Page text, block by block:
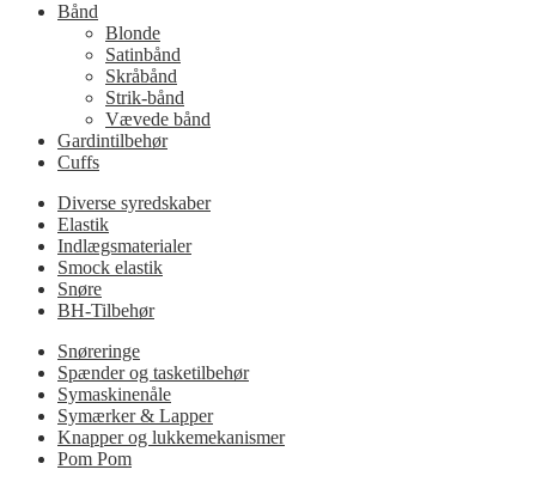
Bånd
Blonde
Satinbånd
Skråbånd
Strik-bånd
Vævede bånd
Gardintilbehør
Cuffs
Diverse syredskaber
Elastik
Indlægsmaterialer
Smock elastik
Snøre
BH-Tilbehør
Snøreringe
Spænder og tasketilbehør
Symaskinenåle
Symærker & Lapper
Knapper og lukkemekanismer
Pom Pom